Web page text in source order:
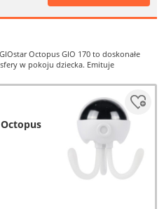
Octopus GIO 170 to doskonałe
w pokoju dziecka. Emituje